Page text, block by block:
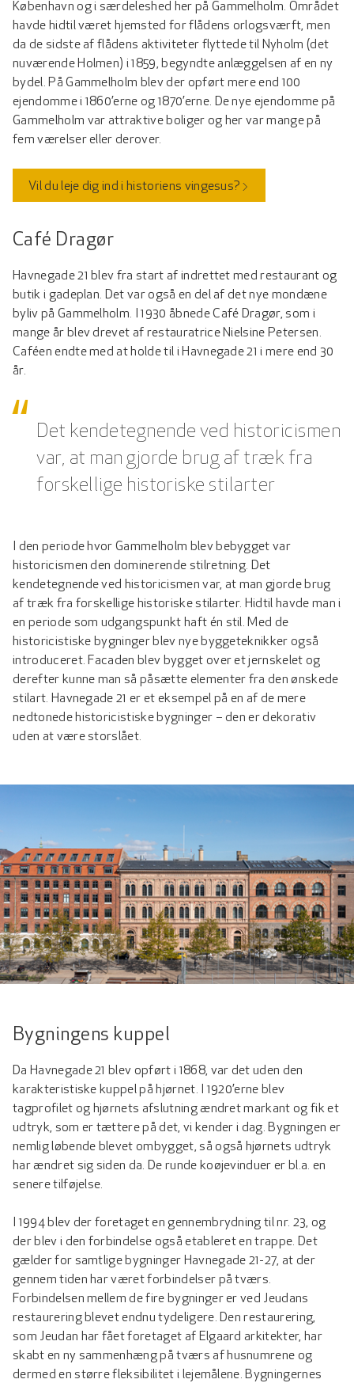
København og i særdeleshed her på Gammelholm. Området
havde hidtil været hjemsted for flådens orlogsværft, men
da de sidste af flådens aktiviteter flyttede til Nyholm (det
nuværende Holmen) i 1859, begyndte anlæggelsen af en ny
bydel. På Gammelholm blev der opført mere end 100
ejendomme i 1860’erne og 1870’erne. De nye ejendomme på
Gammelholm var attraktive boliger og her var mange på
fem værelser eller derover.
Vil du leje dig ind i historiens vingesus?
Café Dragør
Havnegade 21 blev fra start af indrettet med restaurant og
butik i gadeplan. Det var også en del af det nye mondæne
byliv på Gammelholm. I 1930 åbnede Café Dragør, som i
mange år blev drevet af restauratrice Nielsine Petersen.
Caféen endte med at holde til i Havnegade 21 i mere end 30
år.
Det kendetegnende ved historicismen
var, at man gjorde brug af træk fra
forskellige historiske stilarter
I den periode hvor Gammelholm blev bebygget var
historicismen den dominerende stilretning. Det
kendetegnende ved historicismen var, at man gjorde brug
af træk fra forskellige historiske stilarter. Hidtil havde man i
en periode som udgangspunkt haft én stil. Med de
historicistiske bygninger blev nye byggeteknikker også
introduceret. Facaden blev bygget over et jernskelet og
derefter kunne man så påsætte elementer fra den ønskede
stilart. Havnegade 21 er et eksempel på en af de mere
nedtonede historicistiske bygninger – den er dekorativ
uden at være storslået.
Bygningens kuppel
Da Havnegade 21 blev opført i 1868, var det uden den
karakteristiske kuppel på hjørnet. I 1920’erne blev
tagprofilet og hjørnets afslutning ændret markant og fik et
udtryk, som er tættere på det, vi kender i dag. Bygningen er
nemlig løbende blevet ombygget, så også hjørnets udtryk
har ændret sig siden da. De runde koøjevinduer er bl.a. en
senere tilføjelse.
I 1994 blev der foretaget en gennembrydning til nr. 23, og
der blev i den forbindelse også etableret en trappe. Det
gælder for samtlige bygninger Havnegade 21-27, at der
gennem tiden har været forbindelser på tværs.
Forbindelsen mellem de fire bygninger er ved Jeudans
restaurering blevet endnu tydeligere. Den restaurering,
som Jeudan har fået foretaget af Elgaard arkitekter, har
skabt en ny sammenhæng på tværs af husnumrene og
dermed en større fleksibilitet i lejemålene. Bygningernes